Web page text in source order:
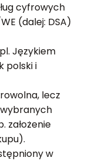
cyfrowych
(dalej: DSA)
Językiem
polski i
lecz
założenie
w